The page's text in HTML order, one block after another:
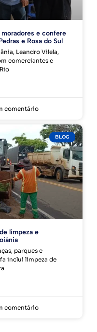
e confere
e Rosa do Sul
Leandro Vilela,
comerciantes e
comentário
BLOG
limpeza e
parques e
inclui limpeza de
comentário